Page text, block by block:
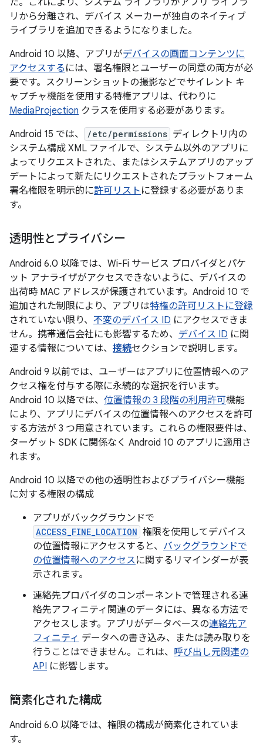
リから分離され、デバイス メーカーが独自のネイティブ
ライブラリを追加できるようになりました。
Android 10 以降、アプリがデバイスの画面コンテンツに
アクセスする には、署名権限とユーザーの同意の両方が必
要です。スクリーンショットの撮影などでサイレント キ
ャプチャ機能を使用する特権アプリは、代わりに
MediaProjection クラスを使用する必要があります。
Android 15 では、
/etc/permissions ディレクトリ内の
システム構成 XML ファイルで、システム以外のアプリに
よってリクエストされた、またはシステムアプリのアップ
デートによって新たにリクエストされたプラットフォーム
署名権限を明示的に許可リスト に登録する必要がありま
す。
透明性とプライバシー
Android 6.0 以降では、Wi-Fi サービス プロバイダとパケ
ット アナライザがアクセスできないように、デバイスの
出荷時 MAC アドレスが保護されています。Android 10 で
追加された制限により、アプリは特権の許可リストに登録
されていない限り、 不変のデバイス ID にアクセスできま
せん。携帯通信会社にも影響するため、 デバイス ID に関
連する情報については、 接続セクションで説明します。
Android 9 以前では、ユーザーはアプリに位置情報へのア
クセス権を付与する際に永続的な選択を行います。
Android 10 以降では、 位置情報の 3 段階の利用許可機能
により、アプリにデバイスの位置情報へのアクセスを許可
する方法が 3 つ用意されています。これらの権限要件は、
ターゲット SDK に関係なく Android 10 のアプリに適用さ
れます。
Android 10 以降での他の透明性およびプライバシー機能
に対する権限の構成
アプリがバックグラウンドで
ACCESS_FINE_LOCATION 権限を使用してデバイス
の位置情報にアクセスすると、 バックグラウンドで
の位置情報へのアクセスに関するリマインダーが表
示されます。
連絡先プロバイダのコンポーネントで管理される連
絡先アフィニティ関連のデータには、異なる方法で
アクセスします。アプリがデータベースの連絡先ア
フィニティ データへの書き込み、または読み取りを
行うことはできません。これは、 呼び出し元関連の
API に影響します。
簡素化された構成
Android 6.0 以降では、権限の構成が簡素化されていま
す。